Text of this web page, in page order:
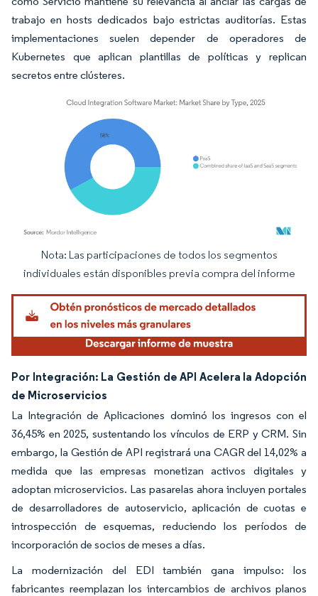
trabajo en hosts dedicados bajo estrictas auditorías. Estas
implementaciones suelen depender de operadores de
Kubernetes que aplican plantillas de políticas y replican
secretos entre clústeres.
Imagen © Mordor Intelligence. El uso requiere atribución según CC BY 4.0.
Nota: Las participaciones de todos los segmentos
individuales están disponibles previa compra del informe
Por Integración: La Gestión de API Acelera la Adopción
de Microservicios
La Integración de Aplicaciones dominó los ingresos con el
36,45% en 2025, sustentando los vínculos de ERP y CRM. Sin
embargo, la Gestión de API registrará una CAGR del 14,02% a
medida que las empresas monetizan activos digitales y
adoptan microservicios. Las pasarelas ahora incluyen portales
de desarrolladores de autoservicio, aplicación de cuotas e
introspección de esquemas, reduciendo los períodos de
incorporación de socios de meses a días.
La modernización del EDI también gana impulso: los
fabricantes reemplazan los intercambios de archivos planos